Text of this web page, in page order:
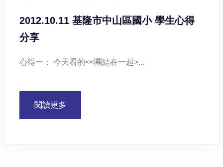
2012.10.11 基隆市中山區國小 學生心得
分享
心得一： 今天看的<<團結在一起>...
閱讀更多